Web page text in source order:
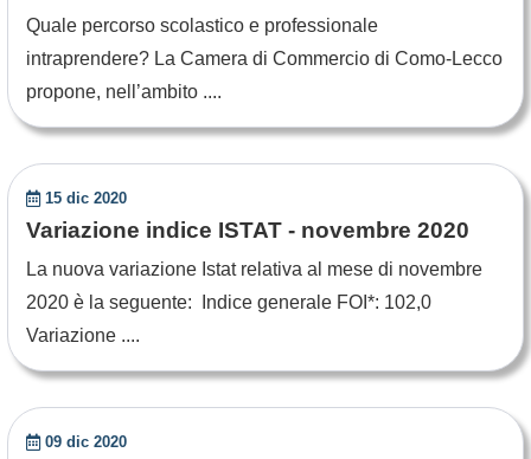
Quale percorso scolastico e professionale
intraprendere? La Camera di Commercio di Como-Lecco
propone, nell’ambito ....
15 dic 2020
Variazione indice ISTAT - novembre 2020
La nuova variazione Istat relativa al mese di novembre
2020 è la seguente: Indice generale FOI*: 102,0
Variazione ....
09 dic 2020